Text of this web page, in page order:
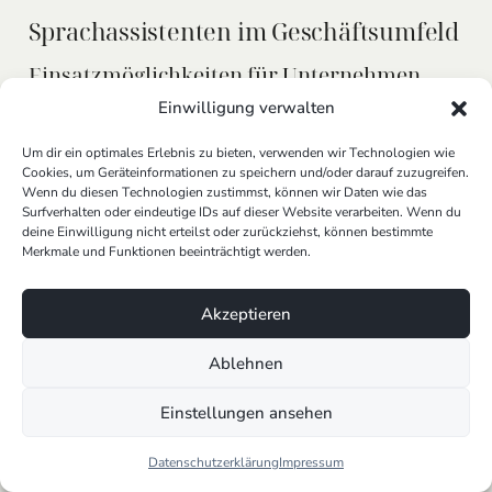
Einwilligung verwalten
Um dir ein optimales Erlebnis zu bieten, verwenden wir Technologien wie
Cookies, um Geräteinformationen zu speichern und/oder darauf zuzugreifen.
Wenn du diesen Technologien zustimmst, können wir Daten wie das
Surfverhalten oder eindeutige IDs auf dieser Website verarbeiten. Wenn du
deine Einwilligung nicht erteilst oder zurückziehst, können bestimmte
Merkmale und Funktionen beeinträchtigt werden.
Akzeptieren
Ablehnen
Einstellungen ansehen
DatenschutzerklärungImpressum
Sprachassistenten im Geschäftsumfeld
Einsatzmöglichkeiten für Unternehmen
Sprachassistentenwie Alexa, Google Assistant und
Siri haben sich weit über den privaten Gebrauch
hinaus entwickelt und bieten nun auch im
Geschäftsumfeld vielfältige Einsatzmöglichkeiten.
Unternehmen setzen diese intelligenten Assistenten
ein, um die Effizienz zu steigern, Kundeninteraktionen
Von der Steuerung von Smart Home Geräten im Büro
bis hin zur Verwaltung von Kalendern und E-Mails –
eröffnen neue Wege der
Bereichen wie Kundenservice, wo per Sprachbefehl
getätigt werden können, zeigen sie ihre Stärken.